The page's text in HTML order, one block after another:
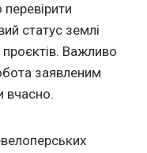
статус землі
проєктів. Важливо
заявленим
вчасно.